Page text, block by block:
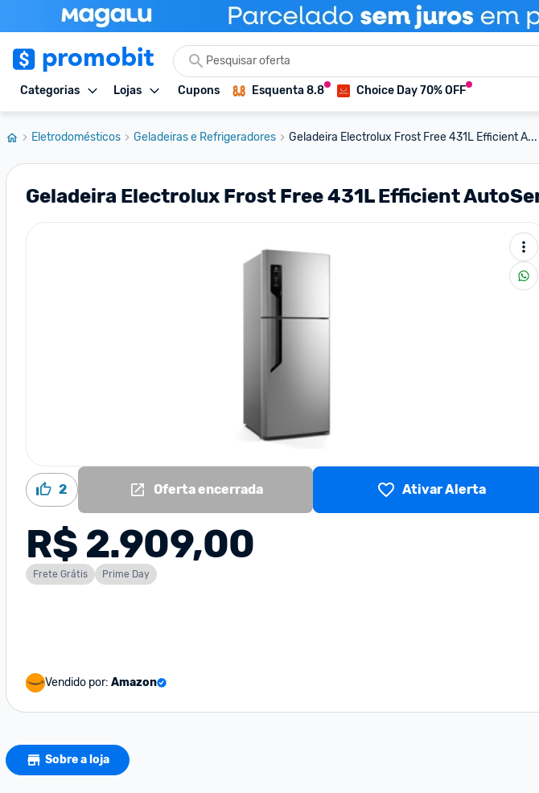
Categorias Lojas Cupons Esquenta 8.8 Choice Day 70% OFF
Eletrodomésticos Geladeiras e Refrigeradores Geladeira Electrolux Frost Free 431L Efficient A...
Geladeira Electrolux Frost Free 431L Efficient
2 Oferta encerrada Ativar Alerta
R$ 2.909,00
Frete Grátis Prime Day
Vendido por: Amazon
Sobre a loja